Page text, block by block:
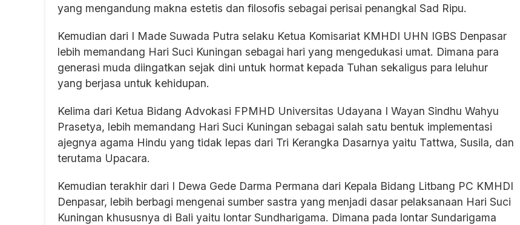
yang mengandung makna estetis dan filosofis sebagai perisai penangkal Sad Ripu.
Kemudian dari I Made Suwada Putra selaku Ketua Komisariat KMHDI UHN IGBS Denpasar
lebih memandang Hari Suci Kuningan sebagai hari yang mengedukasi umat. Dimana para
generasi muda diingatkan sejak dini untuk hormat kepada Tuhan sekaligus para leluhur
yang berjasa untuk kehidupan.
Kelima dari Ketua Bidang Advokasi FPMHD Universitas Udayana I Wayan Sindhu Wahyu
Prasetya, lebih memandang Hari Suci Kuningan sebagai salah satu bentuk implementasi
ajegnya agama Hindu yang tidak lepas dari Tri Kerangka Dasarnya yaitu Tattwa, Susila, dan
terutama Upacara.
Kemudian terakhir dari I Dewa Gede Darma Permana dari Kepala Bidang Litbang PC KMHDI
Denpasar, lebih berbagi mengenai sumber sastra yang menjadi dasar pelaksanaan Hari Suci
Kuningan khususnya di Bali yaitu lontar Sundharigama. Dimana pada lontar Sundarigama